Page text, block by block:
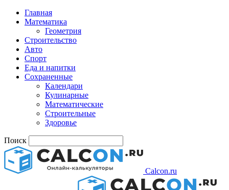
Главная
Математика
Геометрия
Строительство
Авто
Спорт
Еда и напитки
Сохраненные
Календари
Кулинарные
Математические
Строительные
Здоровье
Поиск
Calcon.ru